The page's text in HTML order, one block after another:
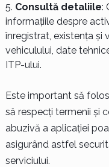
Consultă detaliile:
informațiile despre
înregistrat, existența și
vehiculului, date
ITP-ului.
Este important să
să respecți termenii și
abuzivă a aplicației
asigurând astfel
serviciului.